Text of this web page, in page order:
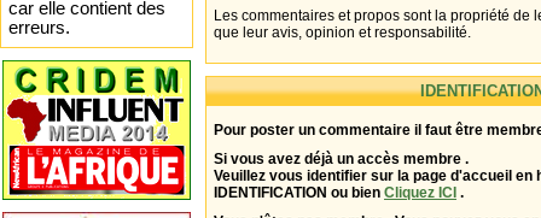
Les commentaires et propos sont la propriété de
que leur avis, opinion et responsabilité.
Pour poster un commentaire il faut être
Si vous avez déjà un accès membre .
Veuillez vous identifier sur la page d'accueil en
IDENTIFICATION ou bien Cliquez ICI .